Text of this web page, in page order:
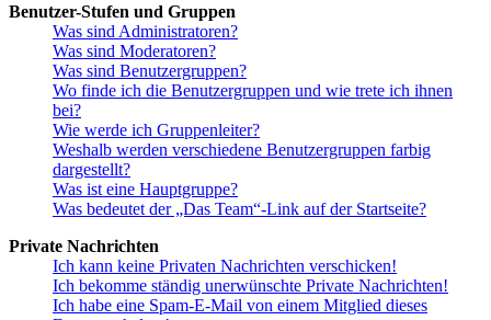
Benutzer-Stufen und Gruppen
Was sind Administratoren?
Was sind Moderatoren?
Was sind Benutzergruppen?
Wo finde ich die Benutzergruppen und wie trete ich ihnen
bei?
Wie werde ich Gruppenleiter?
Weshalb werden verschiedene Benutzergruppen farbig
dargestellt?
Was ist eine Hauptgruppe?
Was bedeutet der „Das Team“-Link auf der Startseite?
Private Nachrichten
Ich kann keine Privaten Nachrichten verschicken!
Ich bekomme ständig unerwünschte Private Nachrichten!
Ich habe eine Spam-E-Mail von einem Mitglied dieses